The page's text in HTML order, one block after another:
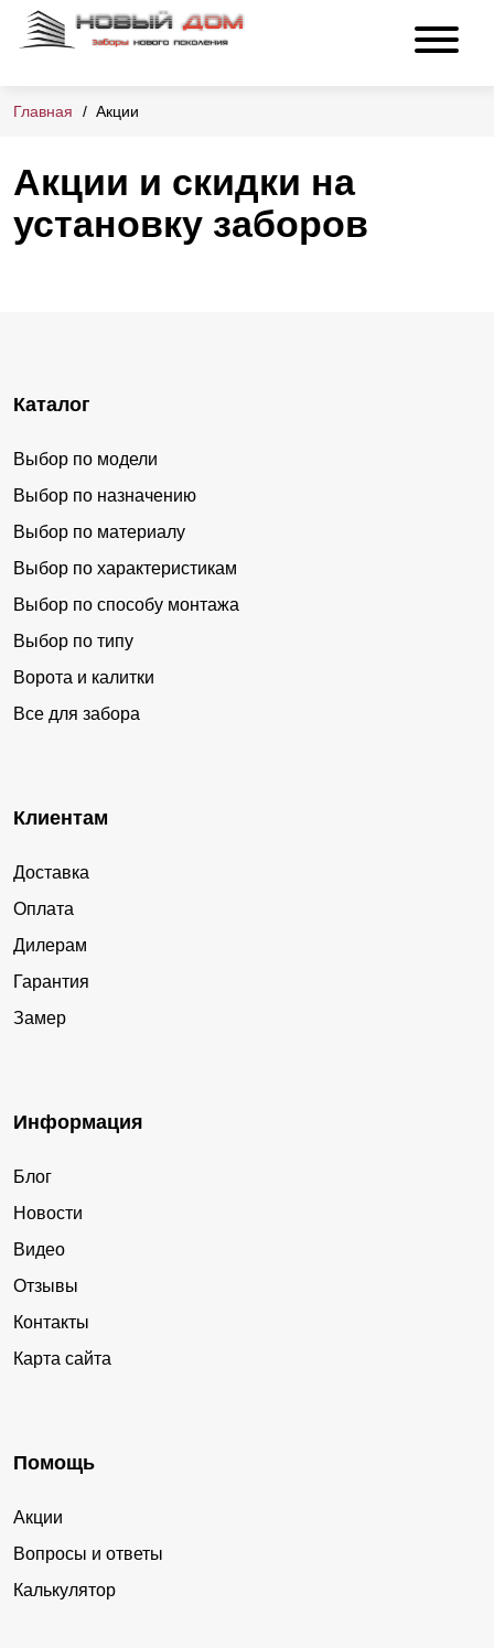
Главная Акции
Акции и скидки на
установку заборов
Каталог
Выбор по модели
Выбор по назначению
Выбор по материалу
Выбор по характеристикам
Выбор по способу монтажа
Выбор по типу
Ворота и калитки
Все для забора
Клиентам
Доставка
Оплата
Дилерам
Гарантия
Замер
Информация
Блог
Новости
Видео
Отзывы
Контакты
Карта сайта
Помощь
Акции
Вопросы и ответы
Калькулятор